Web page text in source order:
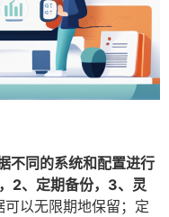
不同的系统和配置进行
2、定期备份，3、灵
以无限期地保留；定